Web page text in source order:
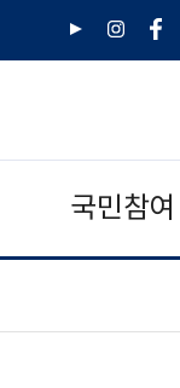
유
인
페
국민참여